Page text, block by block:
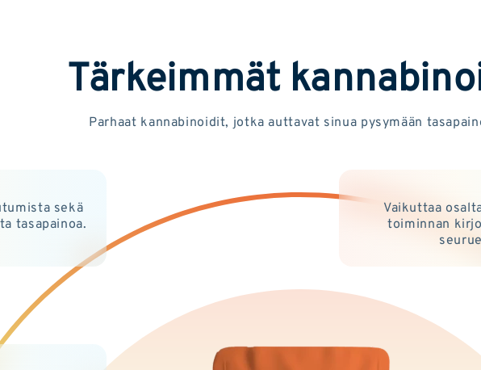
Tärkeimmät
Parhaat kannabinoidit, jotka auttavat sinua pysymään
sekä
tasapainoa.
Vaikuttaa
toiminnan